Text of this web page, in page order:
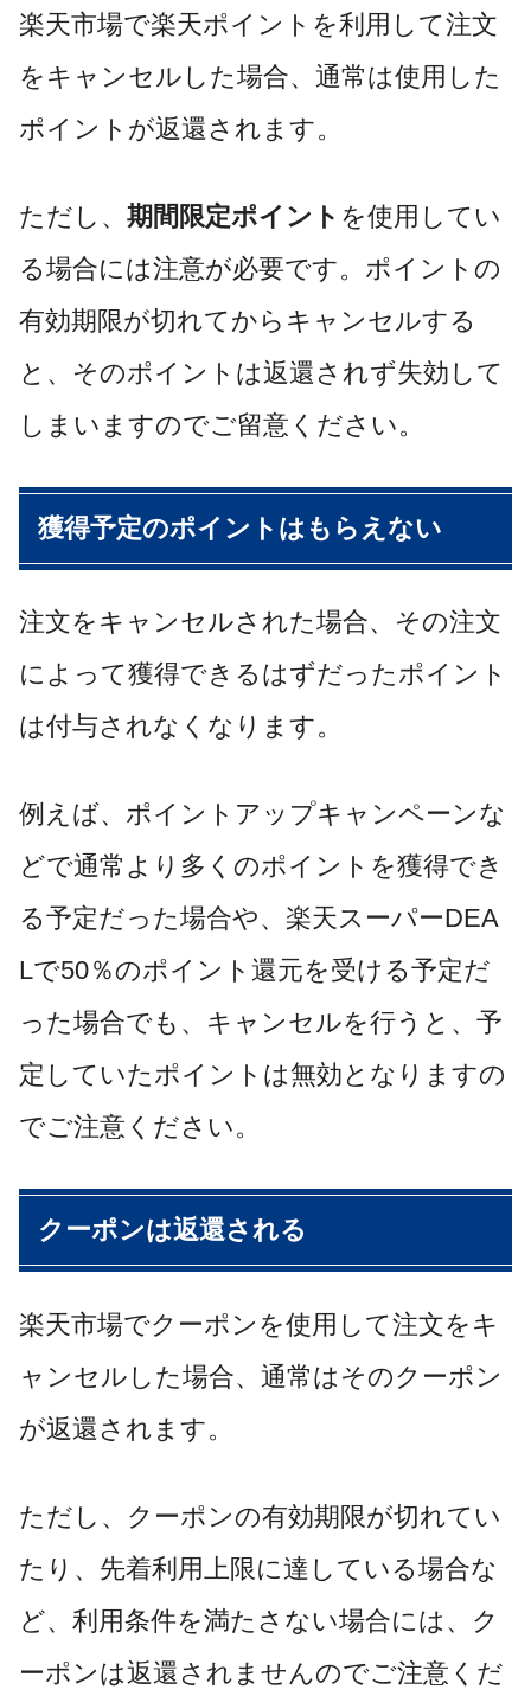
楽天市場で楽天ポイントを利用して注文
をキャンセルした場合、通常は使用した
ポイントが返還されます。
ただし、 期間限定ポイント を使用してい
る場合には注意が必要です。ポイントの
有効期限が切れてからキャンセルする
と、そのポイントは返還されず失効して
しまいますのでご留意ください。
獲得予定のポイントはもらえない
注文をキャンセルされた場合、その注文
によって獲得できるはずだったポイント
は付与されなくなります。
例えば、ポイントアップキャンペーンな
どで通常より多くのポイントを獲得でき
る予定だった場合や、楽天スーパーDEA
Lで50％のポイント還元を受ける予定だ
った場合でも、キャンセルを行うと、予
定していたポイントは無効となりますの
でご注意ください。
クーポンは返還される
楽天市場でクーポンを使用して注文をキ
ャンセルした場合、通常はそのクーポン
が返還されます。
ただし、クーポンの有効期限が切れてい
たり、先着利用上限に達している場合な
ど、利用条件を満たさない場合には、ク
ーポンは返還されませんのでご注意くだ